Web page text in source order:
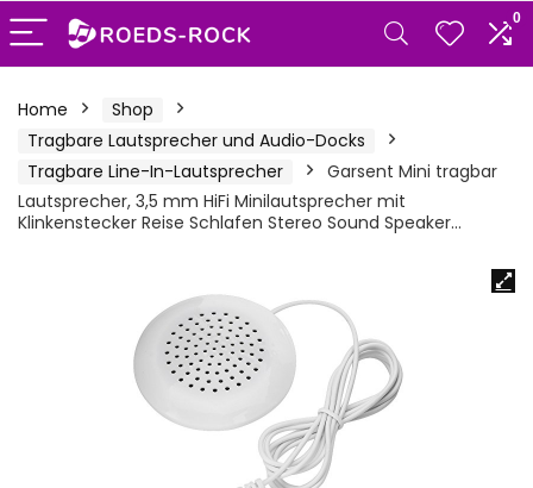
0
Home
Shop
Tragbare Lautsprecher und Audio-Docks
Tragbare Line-In-Lautsprecher
Garsent Mini tragbar
Lautsprecher, 3,5 mm HiFi Minilautsprecher mit
Klinkenstecker Reise Schlafen Stereo Sound Speaker…